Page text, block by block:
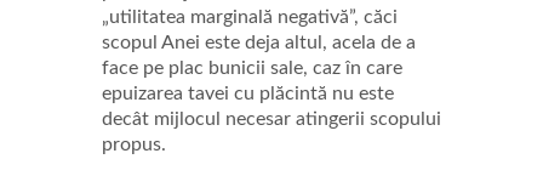
„utilitatea marginală negativă”, căci
scopul Anei este deja altul, acela de a
face pe plac bunicii sale, caz în care
epuizarea tavei cu plăcintă nu este
decât mijlocul necesar atingerii scopului
propus.